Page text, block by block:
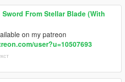
Sword From Stellar Blade (With
on my patreon
user?u=10507693